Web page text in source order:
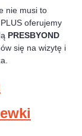
nie musi to
oferujemy
PRESBYOND
się na wizytę i